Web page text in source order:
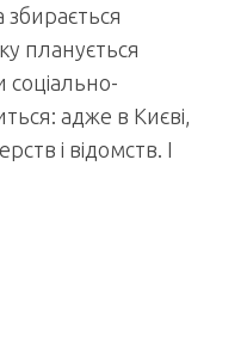
планується
соціально-
адже в Києві,
і відомств. І